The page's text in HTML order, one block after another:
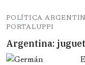
POLÍTICA
PORTALUPPI
Argentina: